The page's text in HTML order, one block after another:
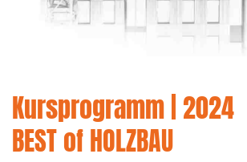
Kursprogramm | 2024
BEST of HOLZBAU